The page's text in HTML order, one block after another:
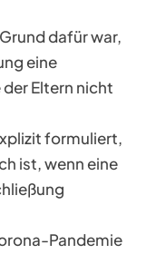
dafür war,
eine
Eltern nicht
formuliert,
ist, wenn eine
Pandemie